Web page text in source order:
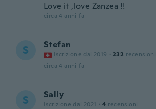
Love it ,love Zanzea !!
circa 4 anni fa
S Stefan
Iscrizione dal 2019 · 232 recensioni
circa 4 anni fa
S Sally
Iscrizione dal 2021 · 4 recensioni